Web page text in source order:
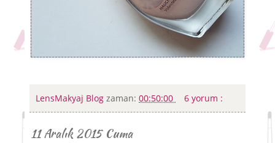
LensMakyaj Blog zaman: 00:50:00 6 yorum :
11 Aralık 2015 Cuma